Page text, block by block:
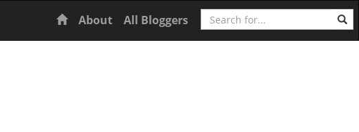
Home
About All Bloggers Search